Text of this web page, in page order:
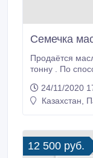
Семечка
Продаётся
тонну . По
24/11/2020
Казахстан,
12 500 руб.